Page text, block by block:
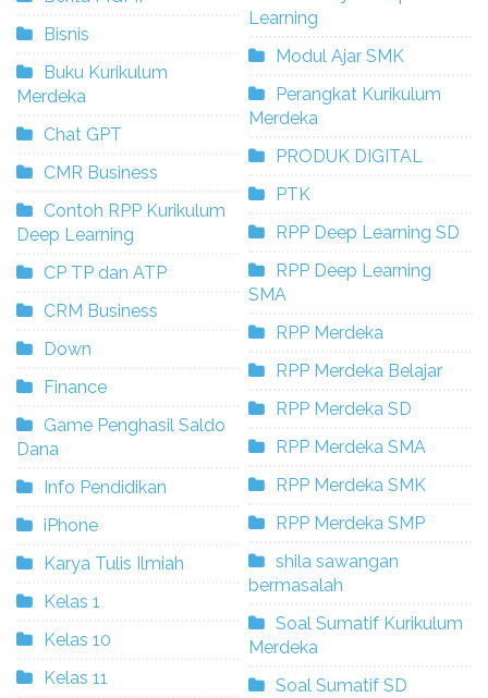
Bisnis
Buku Kurikulum
Merdeka
Chat GPT
CMR Business
Contoh RPP Kurikulum
Deep Learning
CP TP dan ATP
CRM Business
Down
Finance
Game Penghasil Saldo
Dana
Info Pendidikan
iPhone
Karya Tulis Ilmiah
Kelas 1
Kelas 10
Kelas 11
Learning
Modul Ajar SMK
Perangkat Kurikulum
Merdeka
PRODUK DIGITAL
PTK
RPP Deep Learning SD
RPP Deep Learning
SMA
RPP Merdeka
RPP Merdeka Belajar
RPP Merdeka SD
RPP Merdeka SMA
RPP Merdeka SMK
RPP Merdeka SMP
shila sawangan
bermasalah
Soal Sumatif Kurikulum
Merdeka
Soal Sumatif SD